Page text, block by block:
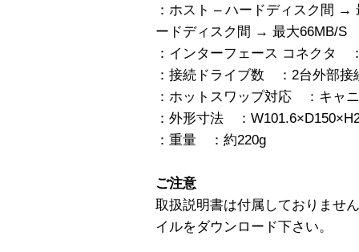
：ホスト – ハードディスク間 →
ードディスク間 → 最大66MB/S
：インターフェース コネクタ
：接続ドライブ数 ：2台外部接
：ホットスワップ対応 ：キャ
：外形寸法 ：
：重量 ：約220g
ご注意
取扱説明書は付属しておりませ
イルをダウンロード下さい。